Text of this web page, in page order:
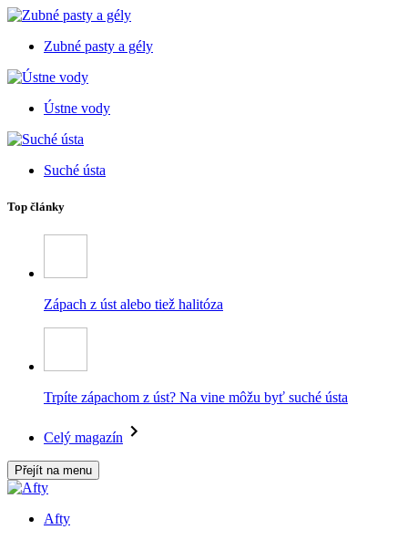
Zubné pasty a gély
Ústne vody
Suché ústa
Top články
Zápach z úst alebo tiež halitóza
Trpíte zápachom z úst? Na vine môžu byť suché ústa
Celý magazín
Přejít na menu
Afty